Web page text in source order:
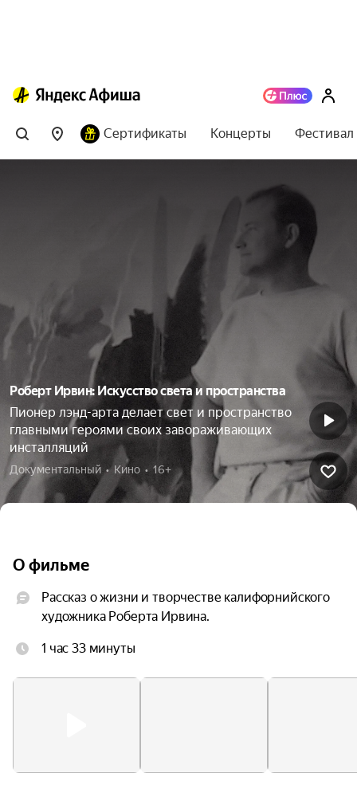
Сертификаты Концерты
Роберт Ирвин: Искусство света и пространства
Пионер лэнд-арта делает свет и пространство
главными героями своих завораживающих
инсталляций
Документальный  •  Кино  •  16+
О фильме
Рассказ о жизни и творчестве калифорнийского
художника Роберта Ирвина.
1 час 33 минуты